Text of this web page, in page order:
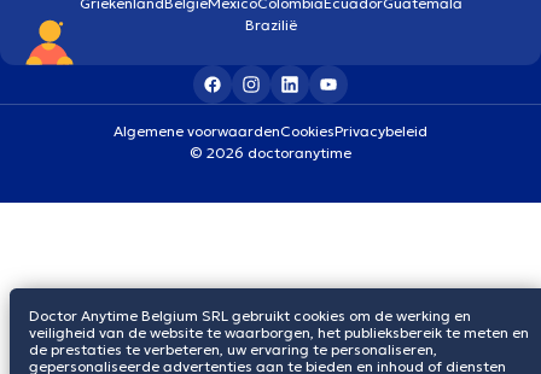
Brazilië
Algemene voorwaardenCookiesPrivacybeleid
© 2026 doctoranytime
Doctor Anytime Belgium SRL gebruikt cookies om de werking en
veiligheid van de website te waarborgen, het publieksbereik te meten en
de prestaties te verbeteren, uw ervaring te personaliseren,
gepersonaliseerde advertenties aan te bieden en inhoud of diensten